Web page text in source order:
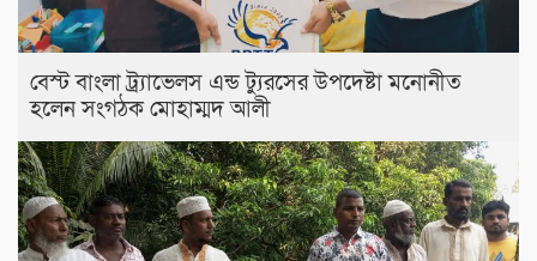
বেস্ট বাংলা ট্র্যাভেলস এন্ড ট্যুরসের উপদেষ্টা মনোনীত
হলেন সংগঠক মোহাম্মদ আলী